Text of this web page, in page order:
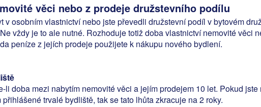
věci nebo z prodeje družstevního podílu
v osobním vlastnictví nebo jste převedli družstevní podíl v bytovém
vždy je to ale nutné. Rozhoduje totiž doba vlastnictví nemovité věci
peníze z jejích prodeje použijete k nákupu nového bydlení.
li doba mezi nabytím nemovité věci a jejím prodejem 10 let. Pokud
trvalé bydliště, tak se tato lhůta zkracuje na 2 roky.